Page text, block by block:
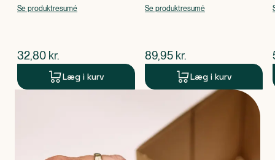
apoteksforbeholdt), Paracetamol
Se produktresumé
$nuværende pris
32,80 kr.
Læg i kurv
Se produktresumé
$nuværende pris
89,95 kr.
Læg i kurv